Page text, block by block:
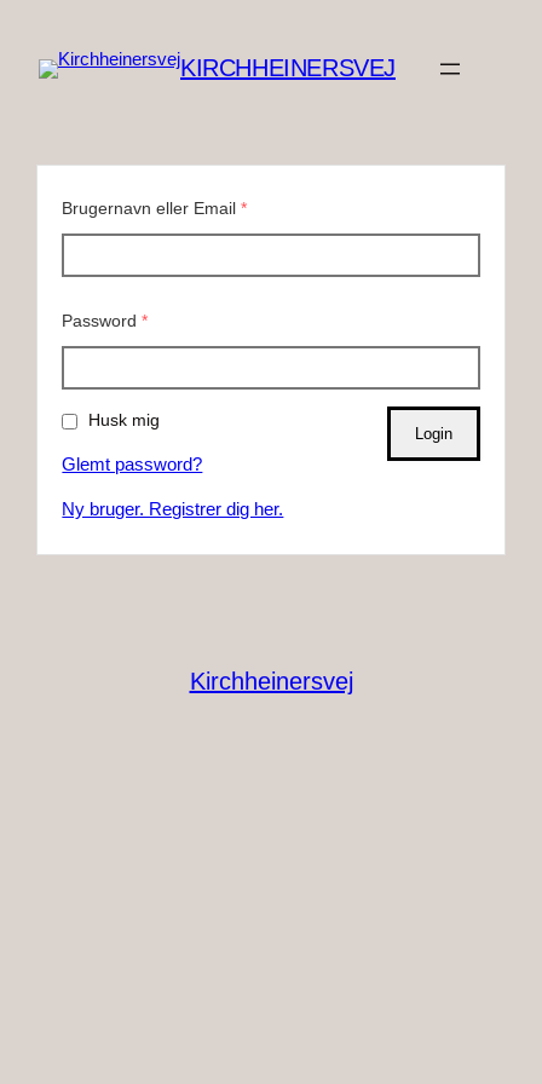
indhold
KIRCHHEINERSVEJ
Brugernavn eller Email*
Password*
Husk mig
Glemt password?
Ny bruger. Registrer dig her.
Kirchheinersvej